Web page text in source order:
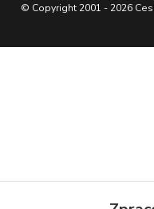
© Copyright 2001 - 2026